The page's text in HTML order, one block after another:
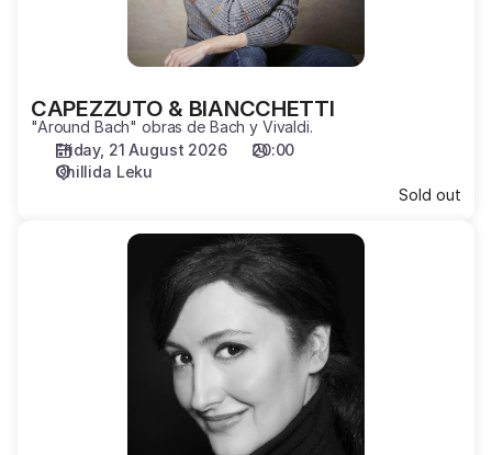
CAPEZZUTO & BIANCCHETTI
"Around Bach" obras de Bach y Vivaldi.
Friday, 21 August 2026
20:00
Chillida Leku
Sold out